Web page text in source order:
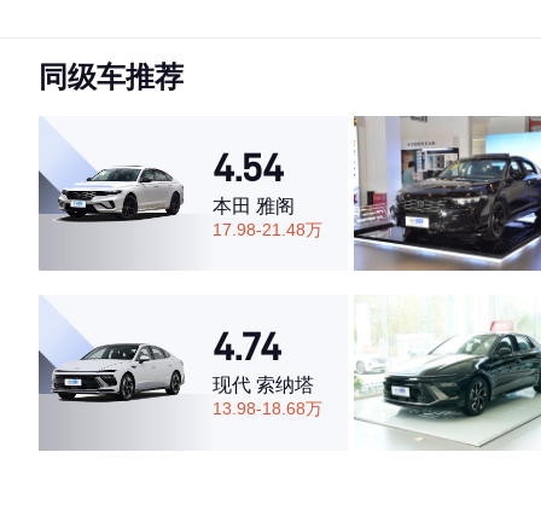
羽砂灰
4.69
·外观表现一般，低于65%同级车
·内饰表现一般，低于51%同级车
·空间表现较为优秀，优于71%同级车
同级车推荐
4.54
本田 雅阁
17.98-21.48万
4.74
现代 索纳塔
13.98-18.68万